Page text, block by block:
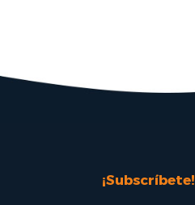
¡Subscríbete!